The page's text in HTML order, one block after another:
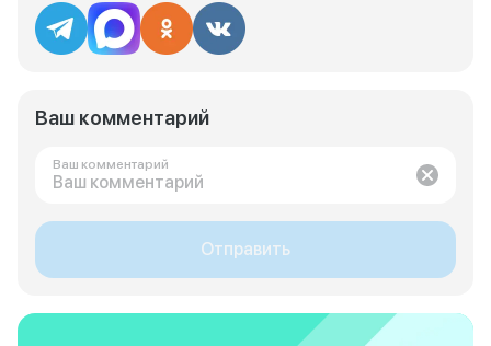
Ваш комментарий
Ваш комментарий
Отправить